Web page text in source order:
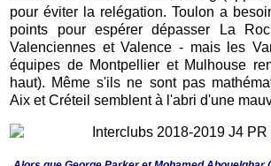
pour éviter la relégation. Toulon a
points pour espérer dépasser La
Valenciennes et Valence - mais les
équipes de Montpellier et Mulhouse
haut). Même s'ils ne sont pas
Aix et Créteil semblent à l'abri d'une